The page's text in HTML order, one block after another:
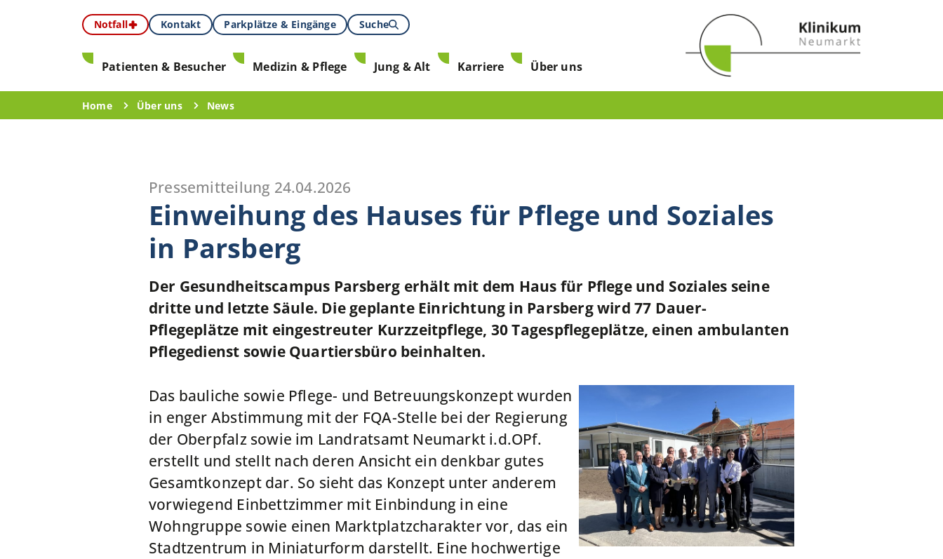
Notfall Kontakt Parkplätze & Eingänge Suche
Patienten & Besucher Medizin & Pflege Jung & Alt Karriere Über uns
Home Über uns News
Pressemitteilung 24.04.2026
Einweihung des Hauses für Pflege und Soziales
in Parsberg
Der Gesundheitscampus Parsberg erhält mit dem Haus für Pflege und Soziales seine
dritte und letzte Säule. Die geplante Einrichtung in Parsberg wird 77 Dauer-
Pflegeplätze mit eingestreuter Kurzzeitpflege, 30 Tagespflegeplätze, einen ambulanten
Pflegedienst sowie Quartiersbüro beinhalten.
Das bauliche sowie Pflege- und Betreuungskonzept wurden
in enger Abstimmung mit der FQA-Stelle bei der Regierung
der Oberpfalz sowie im Landratsamt Neumarkt i.d.OPf.
erstellt und stellt nach deren Ansicht ein denkbar gutes
Gesamtkonzept dar. So sieht das Konzept unter anderem
vorwiegend Einbettzimmer mit Einbindung in eine
Wohngruppe sowie einen Marktplatzcharakter vor, das ein
Stadtzentrum in Miniaturform darstellt. Eine hochwertige